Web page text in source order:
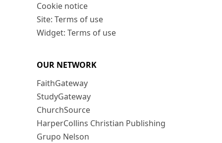
Cookie notice
Site: Terms of use
Widget: Terms of use
OUR NETWORK
FaithGateway
StudyGateway
ChurchSource
HarperCollins Christian Publishing
Grupo Nelson